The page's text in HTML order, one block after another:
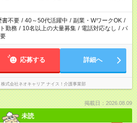
書不要 / 40～50代活躍中 / 副業・WワークOK /
勤務 / 10名以上の大量募集 / 電話対応なし / パ
応募する 詳細へ
株式会社ネオキャリア ナイス！介護事業部
掲載日：2026.08.09
未読